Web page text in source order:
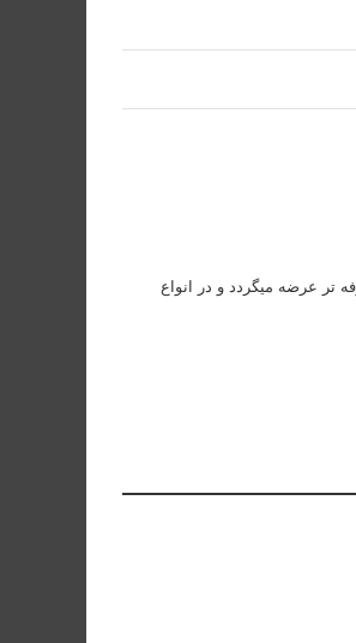
تر عرضه میگردد و در انواع